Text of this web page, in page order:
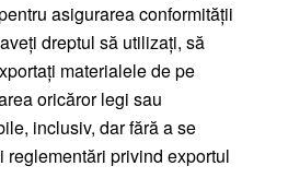
asigurarea conformității
dreptul să utilizați, să
materialele de pe
oricăror legi sau
inclusiv, dar fără a se
reglementări privind exportul